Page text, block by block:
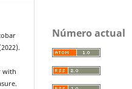
with
Número actual